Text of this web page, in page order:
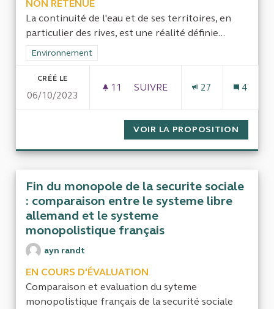
NON RETENUE
La continuité de l'eau et de ses territoires, en
particulier des rives, est une réalité définie...
Filtrer les résultats de la catégorie : Environnement
Environnement
CRÉÉ LE
06/10/2023
11 11 ABONNÉS
SUIVRE
27 4
VOIR LA PROPOSITION
Fin du monopole de la securite sociale
: comparaison entre le systeme libre
allemand et le systeme
monopolistique français
ayn randt
EN COURS D'ÉVALUATION
Comparaison et evaluation du syteme
monopolistique français de la securité sociale